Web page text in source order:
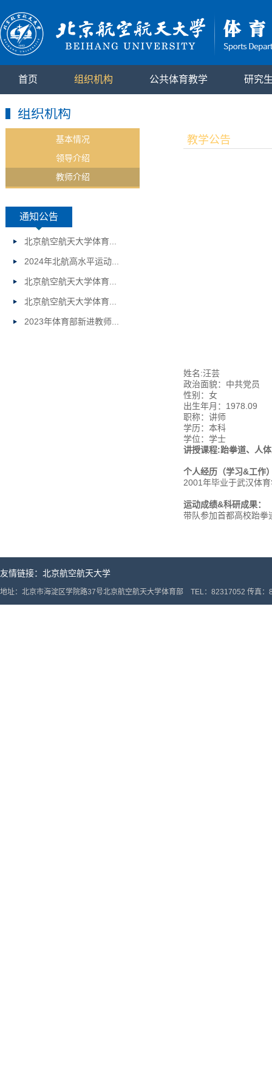
首页 组织机构 公共体育教学 研究
组织机构
基本情况
领导介绍
教师介绍
通知公告
北京航空航天大学体育...
2024年北航高水平运动...
北京航空航天大学体育...
北京航空航天大学体育...
2023年体育部新进教师...
教学公告
姓名:汪芸
政治面貌：中共党员
性别：女
出生年月：1978.09
职称：讲师
学历：本科
学位：学士
讲授课程:跆拳道、人
个人经历（学习&工作
2001年毕业于武汉体
运动成绩&科研成果：
带队参加首都高校跆拳
友情链接： 北京航空航天大学
地址：北京市海淀区学院路37号北京航空航天大学体育部 TEL：82317052 传真